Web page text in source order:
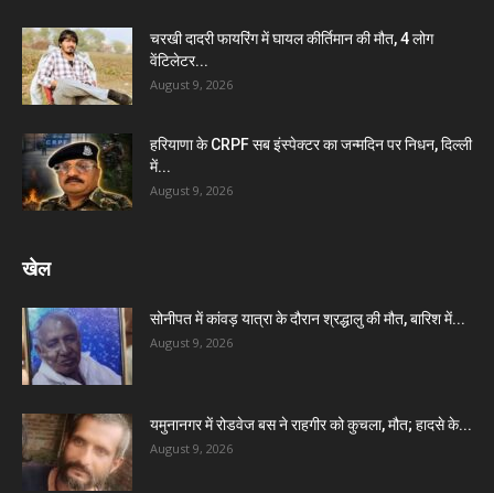
चरखी दादरी फायरिंग में घायल कीर्तिमान की मौत, 4 लोग
वेंटिलेटर...
August 9, 2026
हरियाणा के CRPF सब इंस्पेक्टर का जन्मदिन पर निधन, दिल्ली
में...
August 9, 2026
खेल
सोनीपत में कांवड़ यात्रा के दौरान श्रद्धालु की मौत, बारिश में...
August 9, 2026
यमुनानगर में रोडवेज बस ने राहगीर को कुचला, मौत; हादसे के...
August 9, 2026